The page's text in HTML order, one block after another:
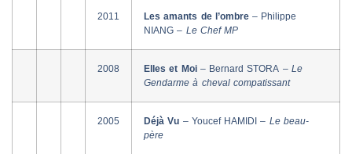
2011 Les amants de l’ombre– Philippe
NIANG – Le Chef MP
2008 Elles et Moi– Bernard STORA –Le
Gendarme à cheval compatissant
2005 Déjà Vu – Youcef HAMIDI – Le beau-
père